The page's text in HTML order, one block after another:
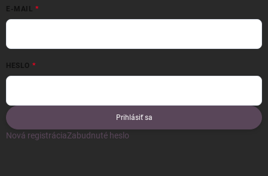
E-MAIL
HESLO
Prihlásiť sa
Nová registráciaZabudnuté heslo